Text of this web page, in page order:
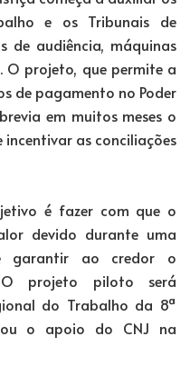
e os Tribunais de
de audiência, máquinas
projeto, que permite a
de pagamento no Poder
em muitos meses o
incentivar as conciliações
é fazer com que o
devido durante uma
garantir ao credor o
projeto piloto será
do Trabalho da 8ª
o apoio do CNJ na